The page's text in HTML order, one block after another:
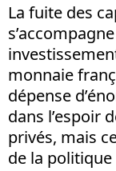
La fuite des
monnaie
dépense
dans l’espoir
privés, mais
de la